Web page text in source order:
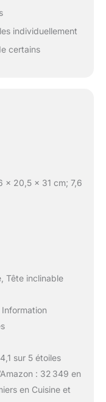
individuellement
certains
x 20,5 x 31 cm; 7,6
Tête inclinable
sur 5 étoiles
: 32 349 en
en Cuisine et